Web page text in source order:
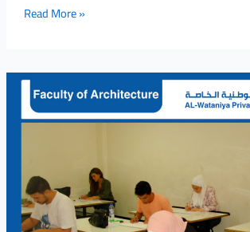
Read More »
A
Training
Course
Drawing
Skills
Towards